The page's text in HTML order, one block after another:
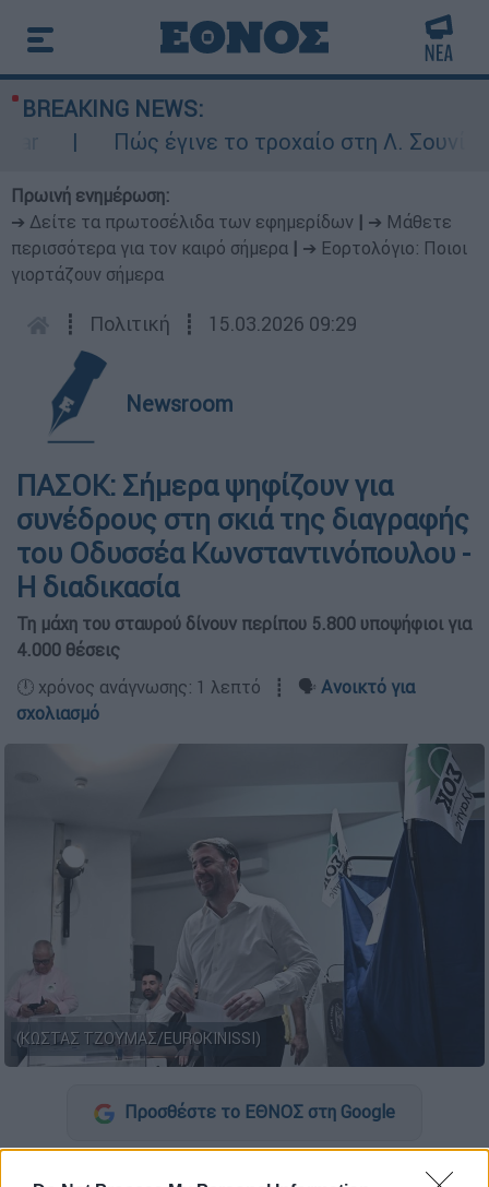
BREAKING NEWS:
Πώς έγινε το τροχαίο στη Λ.
Πρωινή ενημέρωση:
➔ Δείτε τα πρωτοσέλιδα των εφημερίδων
➔ Μάθετε
περισσότερα για τον καιρό σήμερα
➔ Εορτολόγιο: Ποιοι
γιορτάζουν σήμερα
┋ Πολιτική ┋ 15.03.2026 09:29
Newsroom
ΠΑΣΟΚ: Σήμερα ψηφίζουν για
συνέδρους στη σκιά της διαγραφής
του Οδυσσέα Κωνσταντινόπουλου -
Η διαδικασία
Τη μάχη του σταυρού δίνουν περίπου 5.800 υποψήφιοι για
4.000 θέσεις
🕛 χρόνος ανάγνωσης: 1 λεπτό ┋ 🗣️ Ανοικτό για
σχολιασμό
(ΚΩΣΤΑΣ ΤΖΟΥΜΑΣ/EUROKINISSI)
Προσθέστε το ΕΘΝΟΣ στη Google